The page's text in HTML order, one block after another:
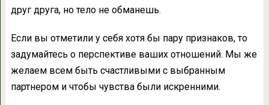
друг друга, но тело не обманешь.
Если вы отметили у себя хотя бы пару признаков, то
задумайтесь о перспективе ваших отношений. Мы же
желаем всем быть счастливыми с выбранным
партнером и чтобы чувства были искренними.